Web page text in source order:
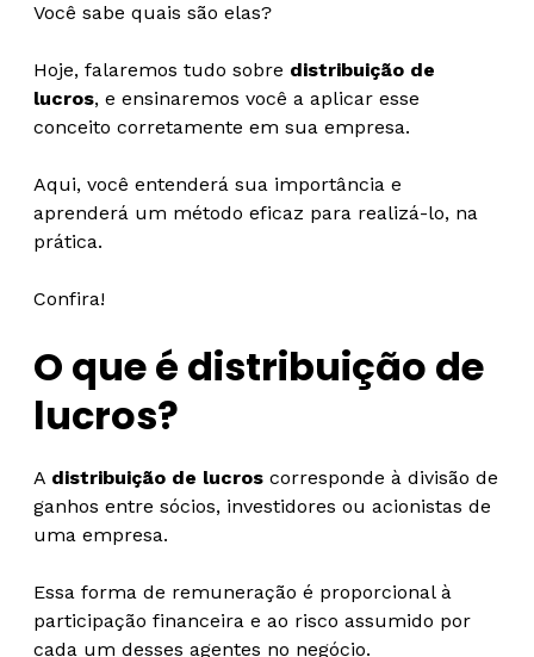
Você sabe quais são elas?
Hoje, falaremos tudo sobre distribuição de
lucros, e ensinaremos você a aplicar esse
conceito corretamente em sua empresa.
Aqui, você entenderá sua importância e
aprenderá um método eficaz para realizá-lo, na
prática.
Confira!
O que é distribuição de
lucros?
A distribuição de lucros corresponde à divisão de
ganhos entre sócios, investidores ou acionistas de
uma empresa.
Essa forma de remuneração é proporcional à
participação financeira e ao risco assumido por
cada um desses agentes no negócio.